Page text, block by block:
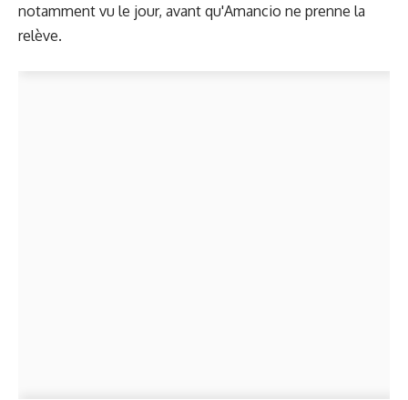
notamment vu le jour, avant qu'Amancio ne prenne la
relève.